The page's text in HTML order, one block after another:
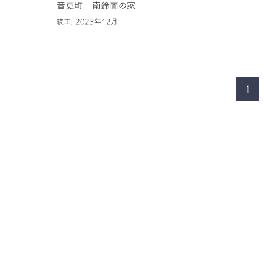
音更町 南鈴蘭の家
竣工: 2023年12月
1